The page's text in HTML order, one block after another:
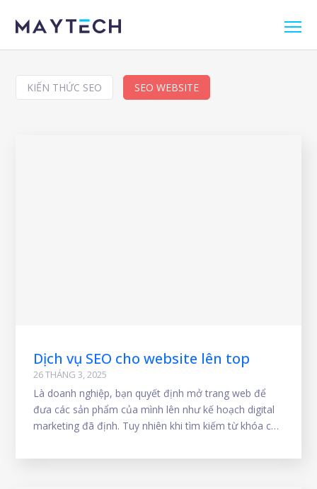
KIẾN THỨC SEO SEO WEBSITE
Dịch vụ SEO cho website lên top
26 THÁNG 3, 2025
Là doanh nghiệp, bạn quyết định mở trang web để
đưa các sản phẩm của mình lên như kế hoạch digital
marketing đã định. Tuy nhiên khi tìm kiếm từ khóa của
nào trong kết quả tìm kiếm của google. Tại sao lại